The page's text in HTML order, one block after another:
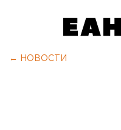
← НОВОСТИ